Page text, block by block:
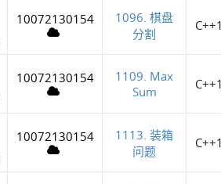
10072130154
1096. 棋盘
分割
10072130154
1109. Max
Sum
10072130154
1113. 装箱
问题